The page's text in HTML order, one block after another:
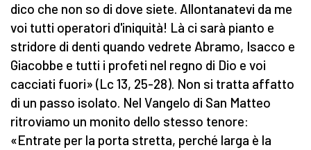
dico che non so di dove siete. Allontanatevi da me
voi tutti operatori d'iniquità! Là ci sarà pianto e
stridore di denti quando vedrete Abramo, Isacco e
Giacobbe e tutti i profeti nel regno di Dio e voi
cacciati fuori» (Lc 13, 25-28). Non si tratta affatto
di un passo isolato. Nel Vangelo di San Matteo
ritroviamo un monito dello stesso tenore:
«Entrate per la porta stretta, perché larga è la